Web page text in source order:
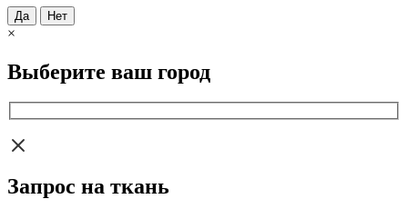
Да Нет
×
Выберите ваш город
Запрос на ткань